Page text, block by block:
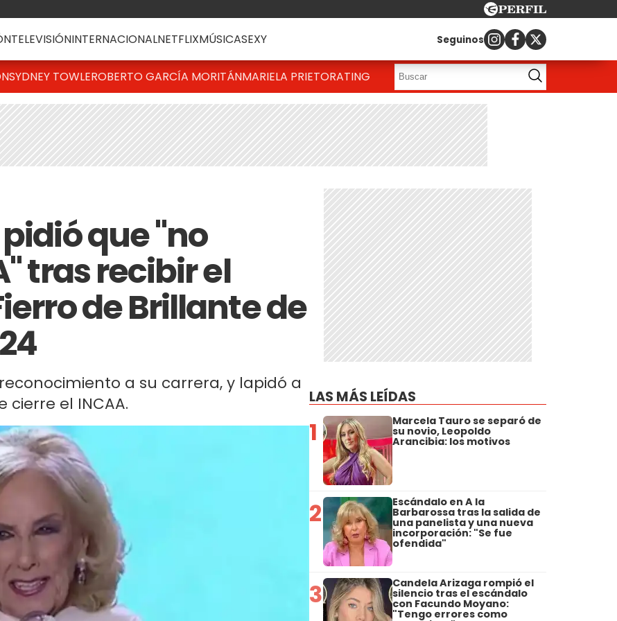
TELEVISIÓNINTERNACIONALNETFLIXMÚSICASEXY Seguinos
SYDNEY TOWLEROBERTO GARCÍA MORITÁNMARIELA PRIETORATING
que "no
tras recibir el
de Brillante de
a su carrera, y lapidó a
cierre el INCAA.
LAS MÁS LEÍDAS
1 Marcela Tauro se separó de
su novio, Leopoldo
Arancibia: los motivos
2 Escándalo en A la
Barbarossa tras la salida de
una panelista y una nueva
incorporación: "Se fue
ofendida"
3 Candela Arizaga rompió el
silencio tras el escándalo
con Facundo Moyano:
"Tengo errores como